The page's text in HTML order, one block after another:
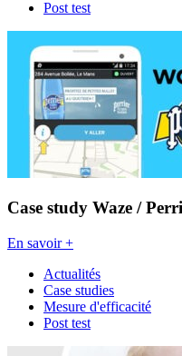
Post test
Case study Waze /
En savoir +
Actualités
Case studies
Mesure d'efficacité
Post test